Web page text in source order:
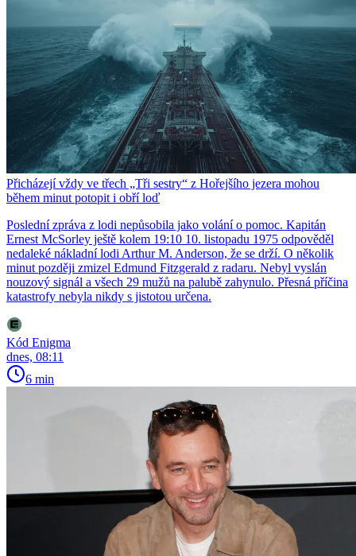
Přicházejí vždy ve třech „Tři sestry“ z Hořejšího jezera mohou
během minut potopit i obří loď
Poslední zpráva z lodi nepůsobila jako volání o pomoc. Kapitán
Ernest McSorley ještě kolem 19:10 10. listopadu 1975 odpověděl
nedaleké nákladní lodi Arthur M. Anderson, že se drží. O několik
minut později zmizel Edmund Fitzgerald z radaru. Nebyl vyslán
nouzový signál a všech 29 mužů na palubě zahynulo. Přesná příčina
katastrofy nebyla nikdy s jistotou určena.
Kód Enigma
dnes, 08:11
6 min